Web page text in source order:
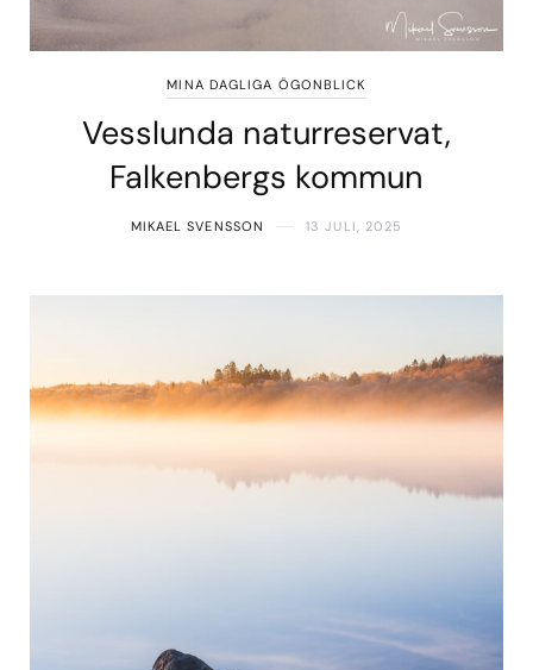
MINA DAGLIGA ÖGONBLICK
Vesslunda naturreservat,
Falkenbergs kommun
MIKAEL SVENSSON 13 JULI, 2025